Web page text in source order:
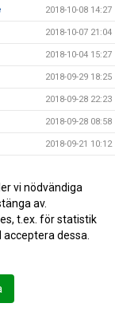
2018-10-08 14:27
2018-10-07 21:04
2018-10-04 15:27
2018-09-29 18:25
2018-09-28 22:23
2018-09-28 08:58
2018-09-21 10:12
2018-09-14 11:21
2018-09-10 09:55
2018-09-08 13:48
vi nödvändiga
av.
t.ex. för statistik
dessa.